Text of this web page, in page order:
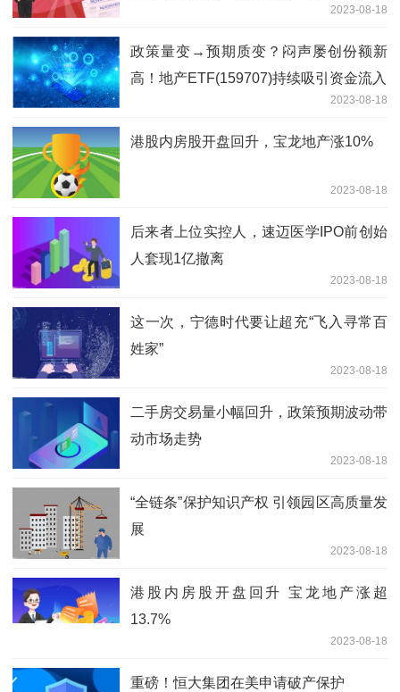
2023-08-18
政策量变→预期质变？闷声屡创份额新
高！地产ETF(159707)持续吸引资金流入
2023-08-18
港股内房股开盘回升，宝龙地产涨10%
2023-08-18
后来者上位实控人，速迈医学IPO前创始
人套现1亿撤离
2023-08-18
这一次，宁德时代要让超充“飞入寻常百
姓家”
2023-08-18
二手房交易量小幅回升，政策预期波动带
动市场走势
2023-08-18
“全链条”保护知识产权 引领园区高质量发
展
2023-08-18
港股内房股开盘回升 宝龙地产涨超
13.7%
2023-08-18
重磅！恒大集团在美申请破产保护